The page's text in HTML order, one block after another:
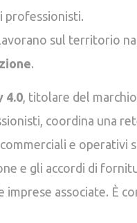
professionisti.
sul territorio
.
4.0, titolare del
coordina una
e
e gli accordi di
imprese associate. È